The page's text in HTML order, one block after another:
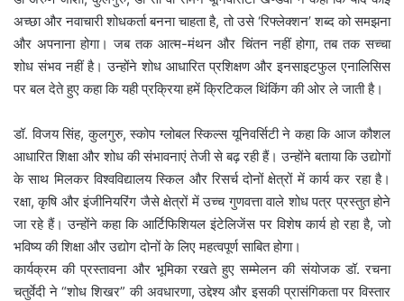
अच्छा और नवाचारी शोधकर्ता बनना चाहता है, तो उसे ‘रिफ्लेक्शन’ शब्द को समझना
और अपनाना होगा। जब तक आत्म-मंथन और चिंतन नहीं होगा, तब तक सच्चा
शोध संभव नहीं है। उन्होंने शोध आधारित प्रशिक्षण और इनसाइटफुल एनालिसिस
पर बल देते हुए कहा कि यही प्रक्रिया हमें क्रिटिकल थिंकिंग की ओर ले जाती है।
डॉ. विजय सिंह, कुलगुरु, स्कोप ग्लोबल स्किल्स यूनिवर्सिटी ने कहा कि आज कौशल
आधारित शिक्षा और शोध की संभावनाएं तेजी से बढ़ रही हैं। उन्होंने बताया कि उद्योगों
के साथ मिलकर विश्वविद्यालय स्किल और रिसर्च दोनों क्षेत्रों में कार्य कर रहा है।
रक्षा, कृषि और इंजीनियरिंग जैसे क्षेत्रों में उच्च गुणवत्ता वाले शोध पत्र प्रस्तुत होने
जा रहे हैं। उन्होंने कहा कि आर्टिफिशियल इंटेलिजेंस पर विशेष कार्य हो रहा है, जो
भविष्य की शिक्षा और उद्योग दोनों के लिए महत्वपूर्ण साबित होगा।
कार्यक्रम की प्रस्तावना और भूमिका रखते हुए सम्मेलन की संयोजक डॉ. रचना
चतुर्वेदी ने “शोध शिखर” की अवधारणा, उद्देश्य और इसकी प्रासंगिकता पर विस्तार